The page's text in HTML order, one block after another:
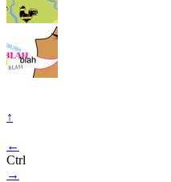
↑
←
Ctrl
→